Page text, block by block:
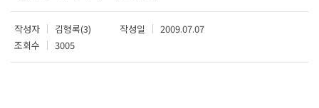
작성자 김형록(3) 작성일
2009.07.07
조회수
3005